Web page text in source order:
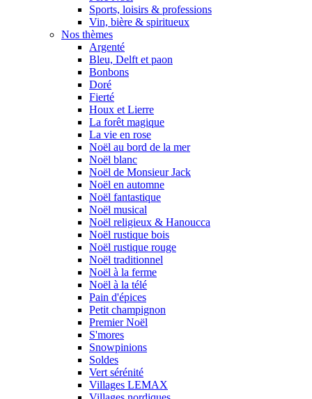
Nos thèmes
Argenté
Bleu, Delft et paon
Bonbons
Doré
Fierté
Houx et Lierre
La forêt magique
La vie en rose
Noël au bord de la mer
Noël blanc
Noël de Monsieur Jack
Noël en automne
Noël fantastique
Noël musical
Noël religieux & Hanoucca
Noël rustique bois
Noël rustique rouge
Noël traditionnel
Noël à la ferme
Noël à la télé
Pain d'épices
Petit champignon
Premier Noël
S'mores
Snowpinions
Soldes
Vert sérénité
Villages LEMAX
Sports, loisirs & professions
Vin, bière & spiritueux